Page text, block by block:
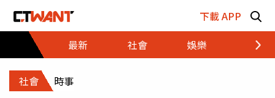
下載 APP
最新
社會 娛樂 財經
社會 時事